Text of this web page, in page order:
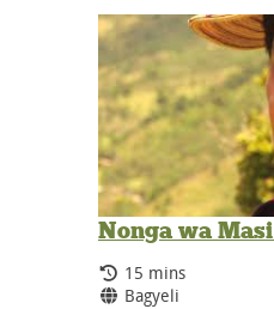
Nonga wa
Running Time:
15 mins
Language:
Bagyeli